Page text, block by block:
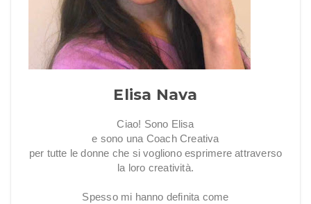
Elisa Nava
Ciao! Sono Elisa
e sono una Coach Creativa
per tutte le donne che si vogliono esprimere attraverso
la loro creatività.
Spesso mi hanno definita come